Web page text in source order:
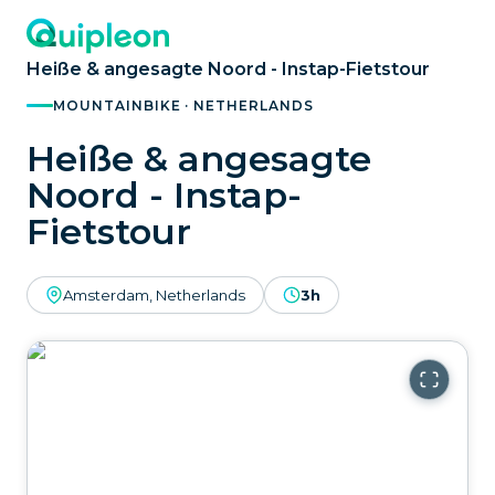
Heiße & angesagte Noord - Instap-Fietstour
MOUNTAINBIKE · NETHERLANDS
Heiße & angesagte
Noord - Instap-
Fietstour
Amsterdam, Netherlands 3h